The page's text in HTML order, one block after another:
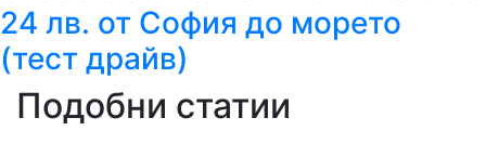
24 лв. от София до морето
(тест драйв)
Подобни статии